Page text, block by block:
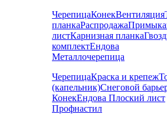
ЧерепицаКонекВентиляция
планкаРаспродажа
листКарнизная планка
комплектЕндова
Металлочерепица
ЧерепицаКраска и крепеж
(капельник)Снеговой
КонекЕндова Плоский лист
Профнастил